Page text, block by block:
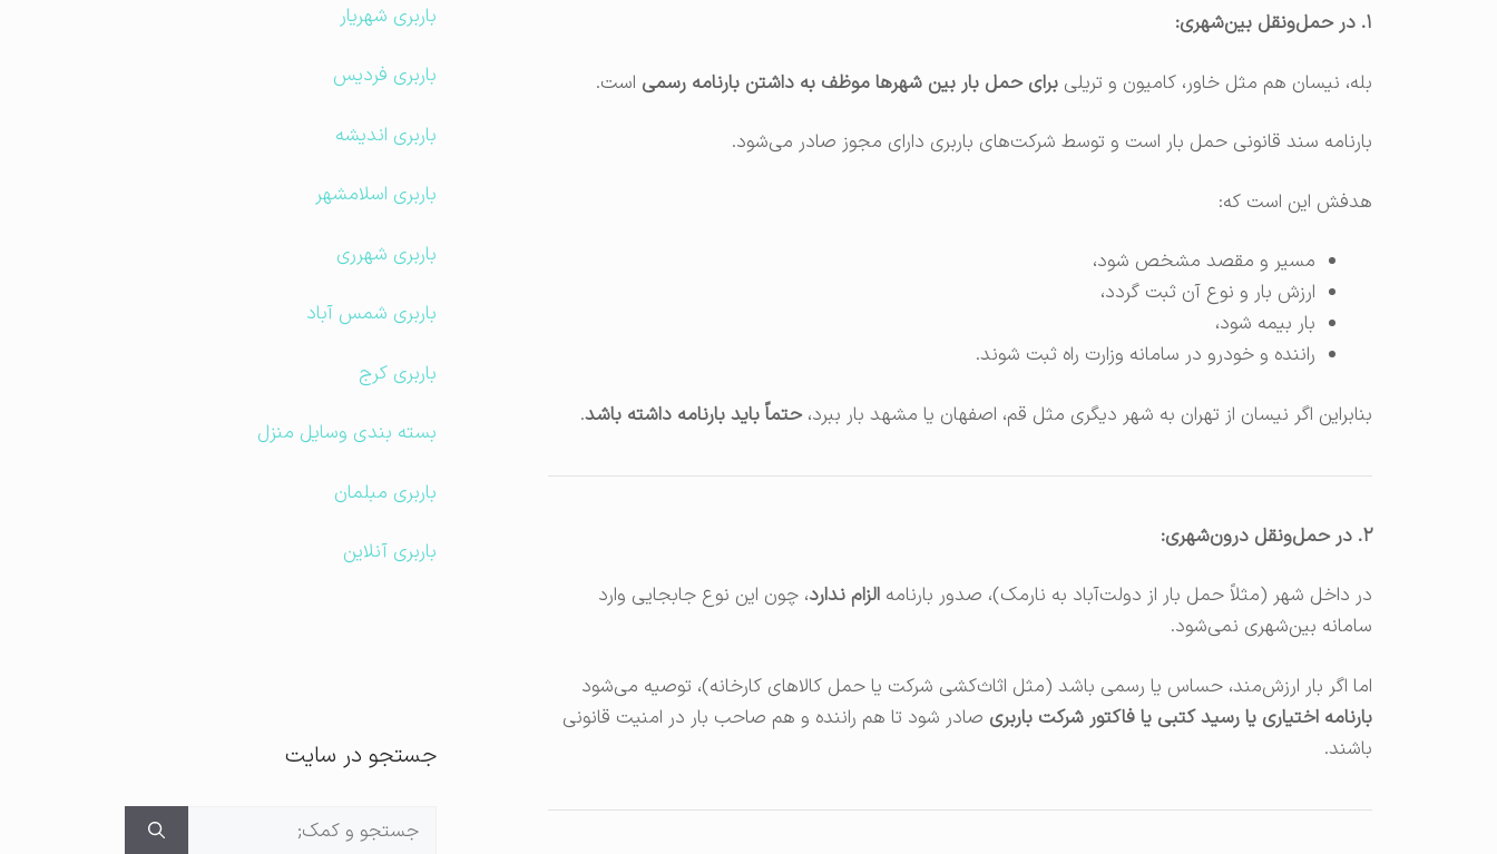
۱. در حمل‌ونقل بین‌شهری:
بله، نیسان هم مثل خاور، کامیون و تریلی برای حمل بار بین شهرها موظف به داشتن بارنامه رسمی است.
بارنامه سند قانونی حمل بار است و توسط شرکت‌های باربری دارای مجوز صادر می‌شود.
هدفش این است که:
مسیر و مقصد مشخص شود،
ارزش بار و نوع آن ثبت گردد،
بار بیمه شود،
راننده و خودرو در سامانه وزارت راه ثبت شوند.
بنابراین اگر نیسان از تهران به شهر دیگری مثل قم، اصفهان یا مشهد بار ببرد،حتماً باید بارنامه داشته باشد.
۲. در حمل‌ونقل درون‌شهری:
در داخل شهر (مثلاً حمل بار از دولت‌آباد به نارمک)، صدور بارنامه الزام ندارد، چون این نوع جابجایی وارد
سامانه بین‌شهری نمی‌شود.
اما اگر بار ارزش‌مند، حساس یا رسمی باشد (مثل اثاث‌کشی شرکت یا حمل کالاهای کارخانه)، توصیه می‌شود
بارنامه اختیاری یا رسید کتبی یا فاکتور شرکت باربری صادر شود تا هم راننده و هم صاحب بار در امنیت قانونی
باشند.
باربری شهریار
باربری فردیس
باربری اندیشه
باربری اسلامشهر
باربری شهرری
باربری شمس آباد
باربری کرج
بسته بندی وسایل منزل
باربری مبلمان
باربری آنلاین
جستجو در سایت
جستجوی